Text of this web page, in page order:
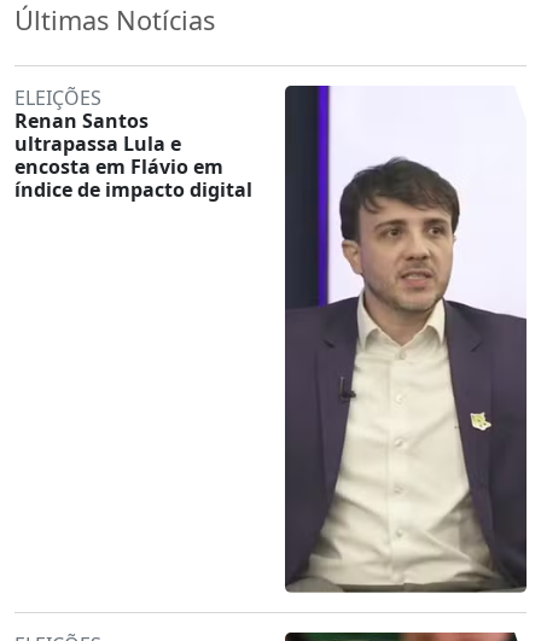
Últimas Notícias
ELEIÇÕES
Renan Santos
ultrapassa Lula e
encosta em Flávio em
índice de impacto digital